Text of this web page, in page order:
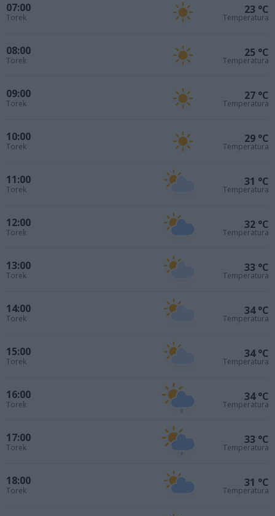
07:00
Torek
23 °C
Temperatura
08:00
Torek
25 °C
Temperatura
09:00
Torek
27 °C
Temperatura
10:00
Torek
29 °C
Temperatura
11:00
Torek
31 °C
Temperatura
12:00
Torek
32 °C
Temperatura
13:00
Torek
33 °C
Temperatura
14:00
Torek
34 °C
Temperatura
15:00
Torek
34 °C
Temperatura
16:00
Torek
34 °C
Temperatura
17:00
Torek
33 °C
Temperatura
18:00
Torek
31 °C
Temperatura